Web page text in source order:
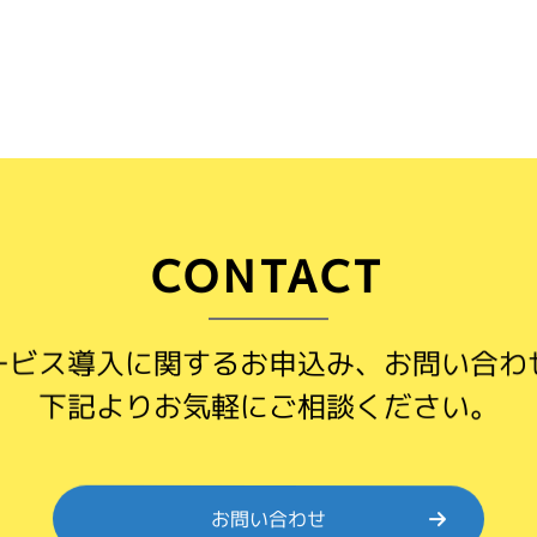
CONTACT
ビス導入に関するお申込み、お問い合わ
下記よりお気軽にご相談ください。
お問い合わせ